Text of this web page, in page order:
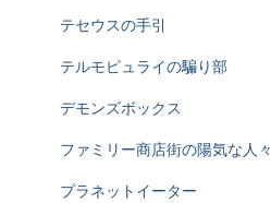
テセウスの手引
テルモピュライの騙り部
デモンズボックス
ファミリー商店街の陽気な人々
プラネットイーター